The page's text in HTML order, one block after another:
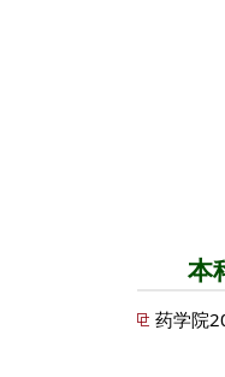
本
药学院